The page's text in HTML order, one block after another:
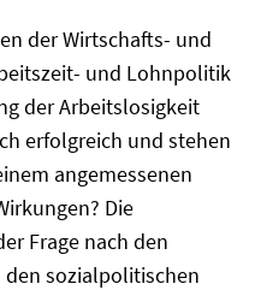
der Wirtschafts- und
und Lohnpolitik
der Arbeitslosigkeit
erfolgreich und stehen
angemessenen
Die
Frage nach den
sozialpolitischen